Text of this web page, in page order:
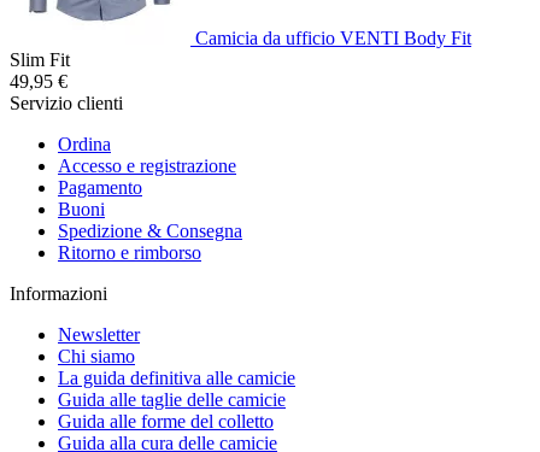
Camicia da ufficio VENTI Body Fit
Slim Fit
49,95 €
Servizio clienti
Ordina
Accesso e registrazione
Pagamento
Buoni
Spedizione & Consegna
Ritorno e rimborso
Informazioni
Newsletter
Chi siamo
La guida definitiva alle camicie
Guida alle taglie delle camicie
Guida alle forme del colletto
Guida alla cura delle camicie